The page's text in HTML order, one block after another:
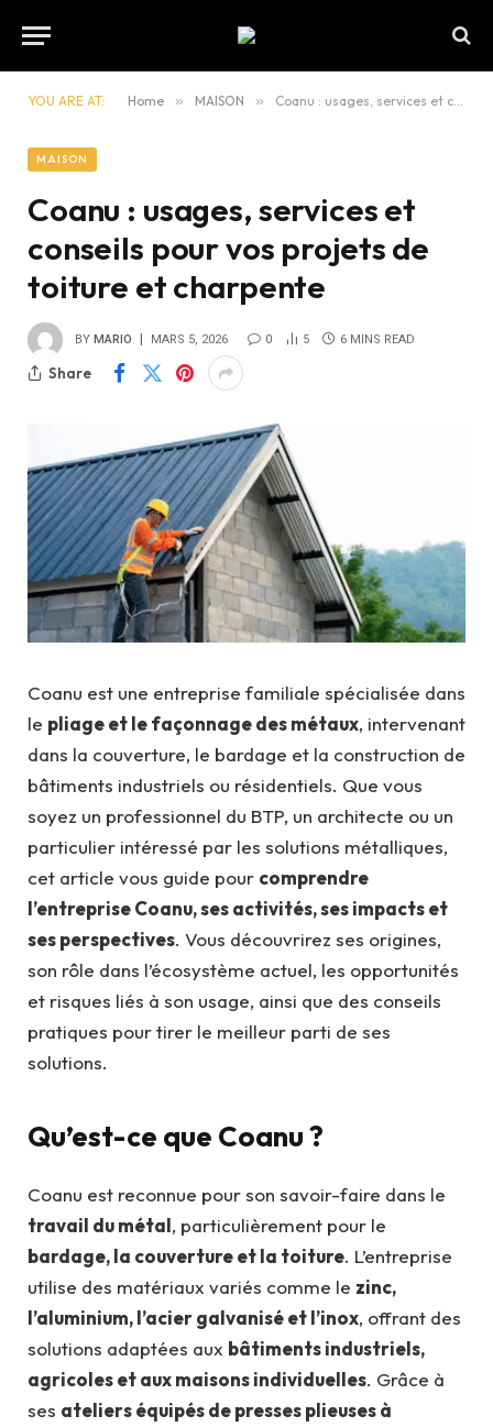
YOU ARE AT: Home » MAISON » Coanu : usages, services et conseils pour vos projets de toiture et charpente
MAISON
Coanu : usages, services et
conseils pour vos projets de
toiture et charpente
BY MARIO MARS 5, 2026 0 5 6 MINS READ
Share
Coanu est une entreprise familiale spécialisée dans
le pliage et le façonnage des métaux, intervenant
dans la couverture, le bardage et la construction de
bâtiments industriels ou résidentiels. Que vous
soyez un professionnel du BTP, un architecte ou un
particulier intéressé par les solutions métalliques,
cet article vous guide pour comprendre
l’entreprise Coanu, ses activités, ses impacts et
ses perspectives. Vous découvrirez ses origines,
son rôle dans l’écosystème actuel, les opportunités
et risques liés à son usage, ainsi que des conseils
pratiques pour tirer le meilleur parti de ses
solutions.
Qu’est-ce que Coanu ?
Coanu est reconnue pour son savoir-faire dans le
travail du métal, particulièrement pour le
bardage, la couverture et la toiture. L’entreprise
utilise des matériaux variés comme le zinc,
l’aluminium, l’acier galvanisé et l’inox, offrant des
solutions adaptées aux bâtiments industriels,
agricoles et aux maisons individuelles. Grâce à
ses ateliers équipés de presses plieuses à